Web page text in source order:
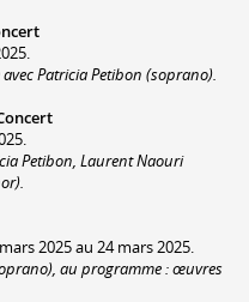
Patricia Petibon (soprano).
Petibon, Laurent Naouri
2025 au 24 mars 2025.
au programme : œuvres